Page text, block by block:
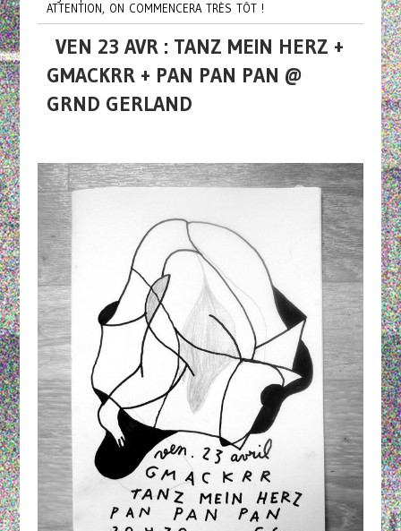
ATTENTION, ON COMMENCERA TRÈS TÔT !
VEN 23 AVR : TANZ MEIN HERZ +
GMACKRR + PAN PAN PAN @
GRND GERLAND